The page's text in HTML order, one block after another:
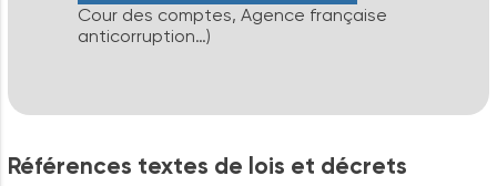
Cour des comptes, Agence française
anticorruption…)
Références textes de lois et décrets